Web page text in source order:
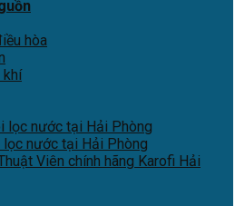
hòa
khí
lọc nước tại Hải Phòng
nước tại Hải Phòng
Viên chính hãng Karofi Hải